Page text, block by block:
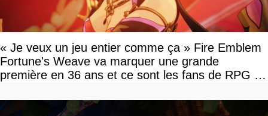
« Je veux un jeu entier comme ça » Fire Emblem
Fortune's Weave va marquer une grande
première en 36 ans et ce sont les fans de RPG en